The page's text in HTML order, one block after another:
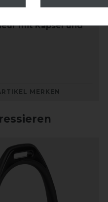
mit Kapsel und
MERKEN